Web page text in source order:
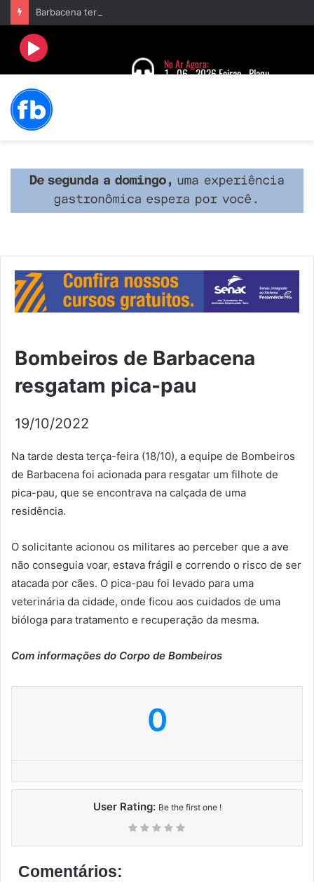
Bombeiros de Barbacena
resgatam pica-pau
19/10/2022
Na tarde desta terça-feira (18/10), a equipe de Bombeiros
de Barbacena foi acionada para resgatar um filhote de
pica-pau, que se encontrava na calçada de uma
residência.
O solicitante acionou os militares ao perceber que a ave
não conseguia voar, estava frágil e correndo o risco de ser
atacada por cães. O pica-pau foi levado para uma
veterinária da cidade, onde ficou aos cuidados de uma
bióloga para tratamento e recuperação da mesma.
Com informações do Corpo de Bombeiros
0
User Rating: Be the first one !
Comentários: